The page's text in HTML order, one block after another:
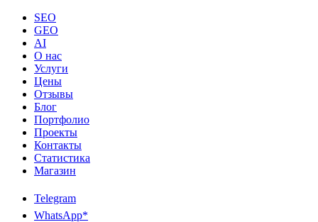
SEO
GEO
AI
О нас
Услуги
Цены
Отзывы
Блог
Портфолио
Проекты
Контакты
Статистика
Магазин
Telegram
WhatsApp*